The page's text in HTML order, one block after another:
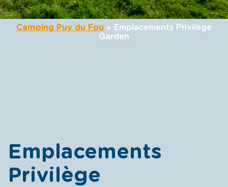
Camping Puy du Fou » Emplacements Privilège
Garden
Emplacements
Privilège